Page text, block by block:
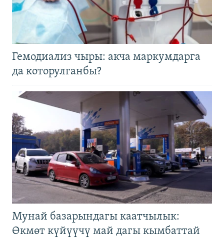
Гемодиализ чыры: акча маркумдарга
да которулганбы?
Мунай базарындагы каатчылык:
Өкмөт күйүүчү май дагы кымбаттай